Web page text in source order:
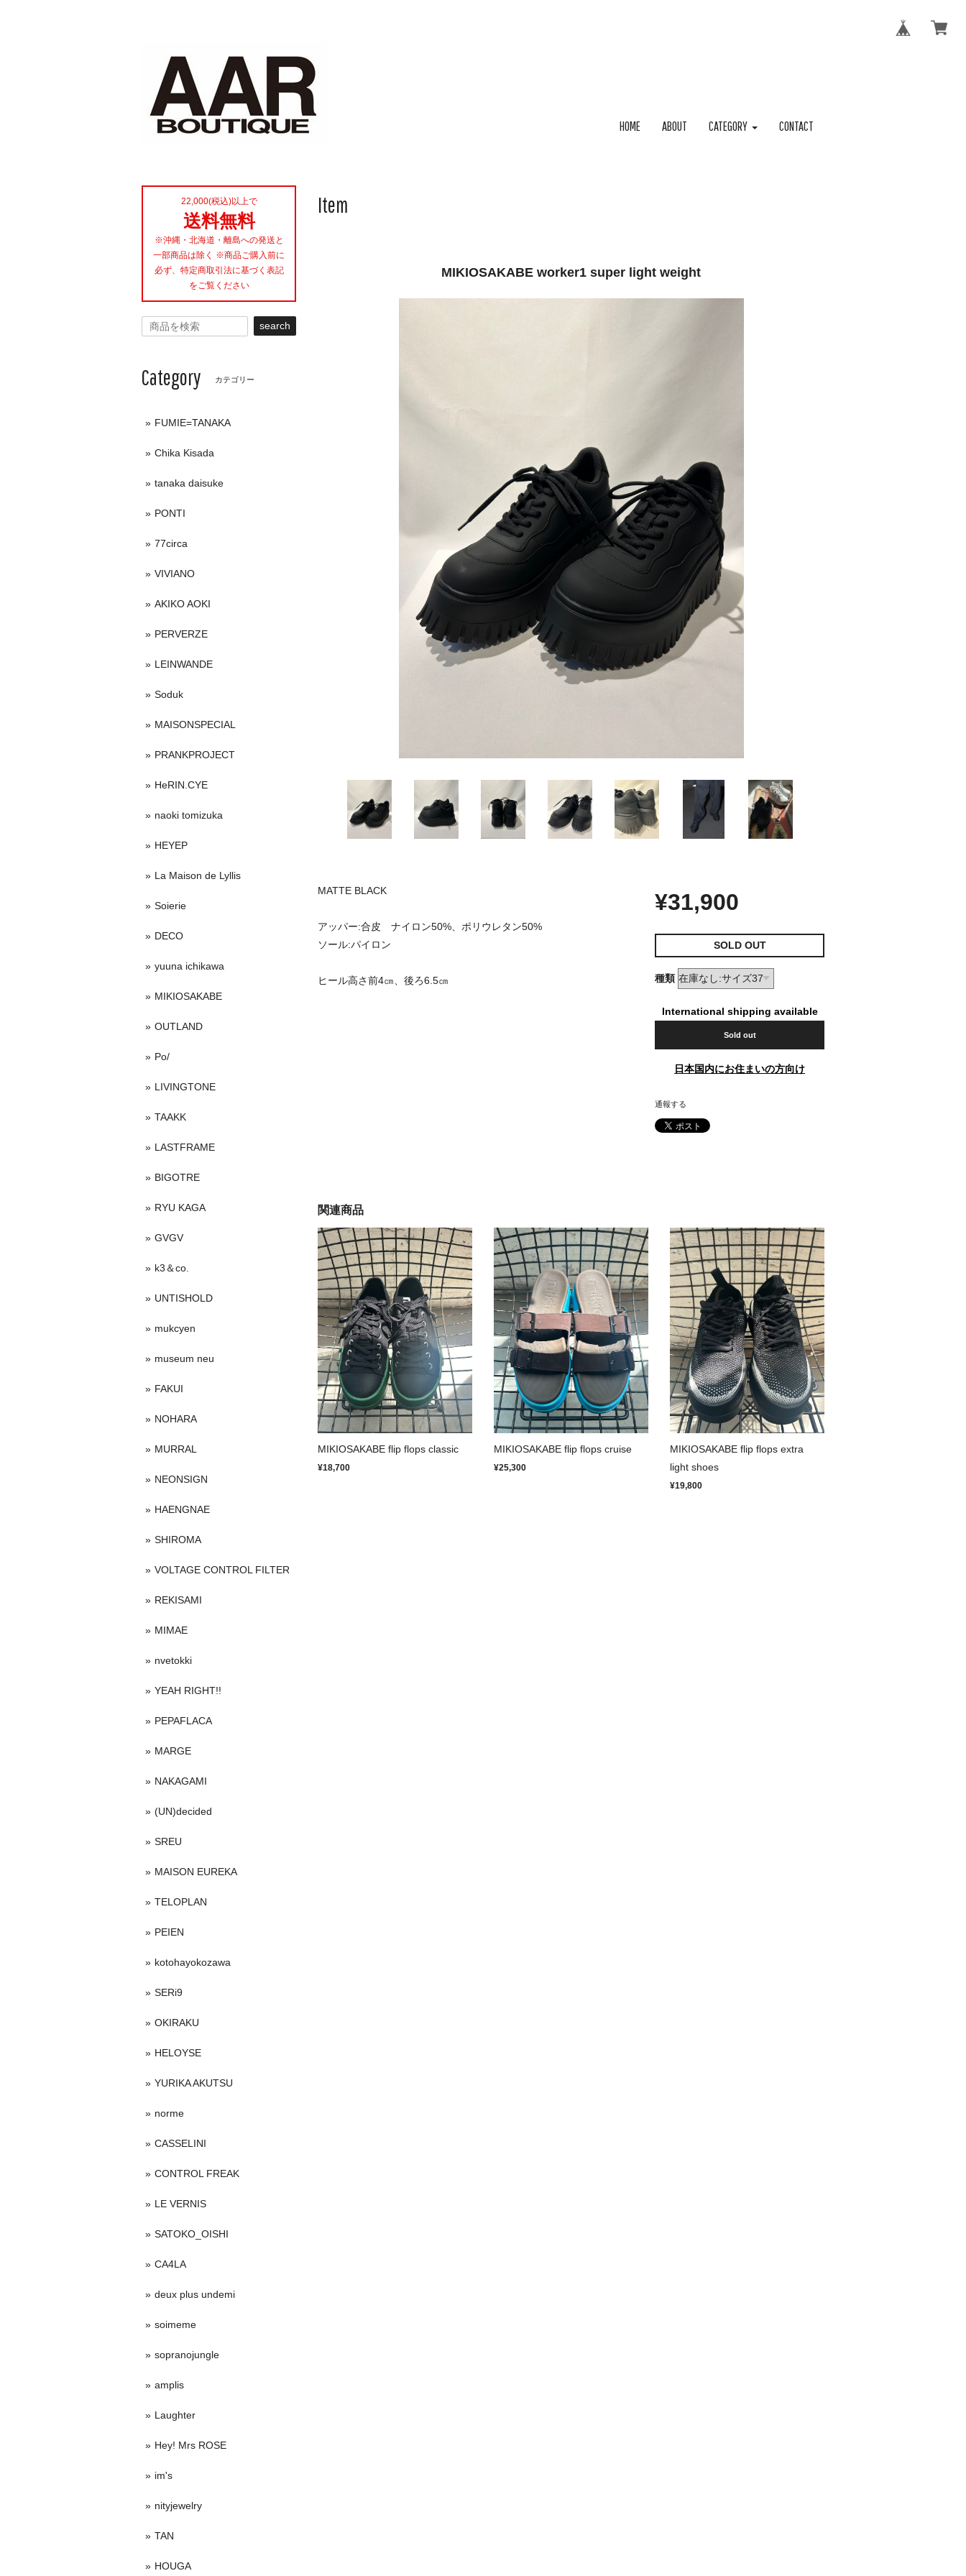
HOME ABOUT CATEGORY CONTACT
Item
MIKIOSAKABE worker1 super light weight
MATTE BLACK
アッパー:合皮 ナイロン50%、ポリウレタン50%
ソール:パイロン
ヒール高さ前4㎝、後ろ6.5㎝
¥31,900
SOLD OUT
種類
International shipping available
Sold out
日本国内にお住まいの方向け
通報する
関連商品
MIKIOSAKABE flip flops classic
¥18,700
MIKIOSAKABE flip flops cruise
¥25,300
MIKIOSAKABE flip flops extra
light shoes
¥19,800
22,000(税込)以上で
送料無料
※沖縄・北海道・離島への発送と
一部商品は除く ※商品ご購入前に
必ず、特定商取引法に基づく表記
をご覧ください
search
Category カテゴリー
FUMIE=TANAKA
Chika Kisada
tanaka daisuke
PONTI
77circa
VIVIANO
AKIKO AOKI
PERVERZE
LEINWANDE
Soduk
MAISONSPECIAL
PRANKPROJECT
HeRIN.CYE
naoki tomizuka
HEYEP
La Maison de Lyllis
Soierie
DECO
yuuna ichikawa
MIKIOSAKABE
OUTLAND
Po/
LIVINGTONE
TAAKK
LASTFRAME
BIGOTRE
RYU KAGA
GVGV
k3＆co.
UNTISHOLD
mukcyen
museum neu
FAKUI
NOHARA
MURRAL
NEONSIGN
HAENGNAE
SHIROMA
VOLTAGE CONTROL FILTER
REKISAMI
MIMAE
nvetokki
YEAH RIGHT!!
PEPAFLACA
MARGE
NAKAGAMI
(UN)decided
SREU
MAISON EUREKA
TELOPLAN
PEIEN
kotohayokozawa
SERi9
OKIRAKU
HELOYSE
YURIKA AKUTSU
norme
CASSELINI
CONTROL FREAK
LE VERNIS
SATOKO_OISHI
CA4LA
deux plus undemi
soimeme
sopranojungle
amplis
Laughter
Hey! Mrs ROSE
im's
nityjewelry
TAN
HOUGA